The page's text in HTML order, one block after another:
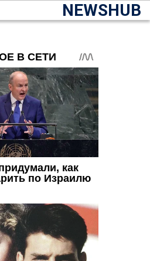
NEWSHUB